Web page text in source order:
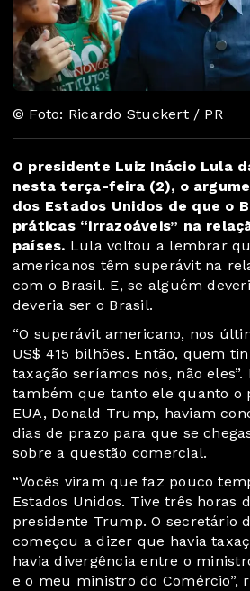
© Foto: Ricardo Stuckert / PR
O presidente Luiz Inácio Lula
nesta terça-feira (2), o
dos Estados Unidos de que o
práticas “irrazoáveis” na
países. Lula voltou a lembrar
americanos têm superávit na
com o Brasil. E, se alguém
deveria ser o Brasil.
“O superávit americano, nos
US$ 415 bilhões. Então, quem
taxação seríamos nós, não
também que tanto ele quanto o
EUA, Donald Trump, haviam
dias de prazo para que se
sobre a questão comercial.
“Vocês viram que faz pouco
Estados Unidos. Tive três horas
presidente Trump. O secretário
começou a dizer que havia
havia divergência entre o
e o meu ministro do Comércio”,